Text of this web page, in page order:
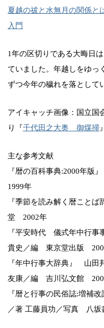
夏越の祓と水無月の関係と
入門
1年の区切りである大晦日
ていました。年越しをゆっ
ずつ今年の穢れを落として
アイキャッチ画像：国立国
り『千代田之大奥 御煤掃
主な参考文献
『暦の百科事典:2000年
1999年
『季節を読み解く暦こと
堂 2002年
『平安時代 儀式年中行
貴史／編 東京堂出版
『年中行事大辞典』 山田
友康／編 吉川弘文館
『暦と行事の民俗誌:増補
／著 工藤員功／写真 八